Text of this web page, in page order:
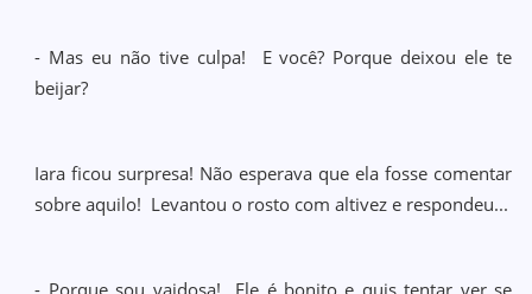
- Mas eu não tive culpa! E você? Porque deixou ele te
beijar?
Iara ficou surpresa! Não esperava que ela fosse comentar
sobre aquilo! Levantou o rosto com altivez e respondeu...
- Porque sou vaidosa! Ele é bonito e quis tentar ver se